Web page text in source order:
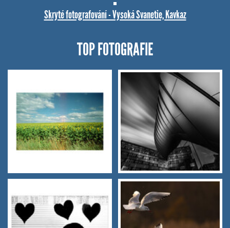
Skryté fotografování - Vysoká Svanetie, Kavkaz
TOP FOTOGRAFIE